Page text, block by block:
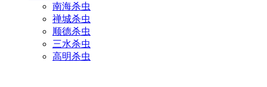
南海杀虫
禅城杀虫
顺德杀虫
三水杀虫
高明杀虫